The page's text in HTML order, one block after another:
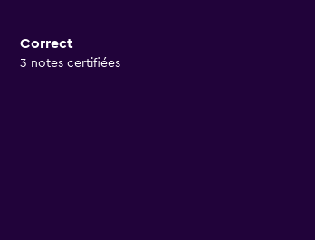
Correct
3 notes certifiées